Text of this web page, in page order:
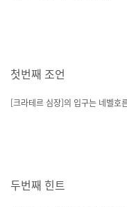
첫번째 조언
[크라테르 심장]의 입구는 네벨호
두번째 힌트